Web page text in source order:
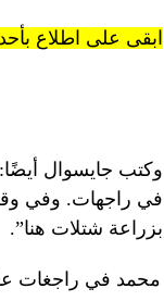
ابقى على اطلاع
وكتب جايسوال أيضًا:
في راجهات. وفي
بزراعة شتلات هنا”.